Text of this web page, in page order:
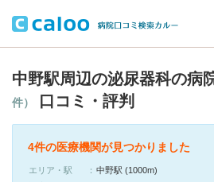
中野駅周辺の泌尿器科の病
件）
口コミ・評判
4件の医療機関が見つかりました
エリア・駅
中野駅 (1000m)